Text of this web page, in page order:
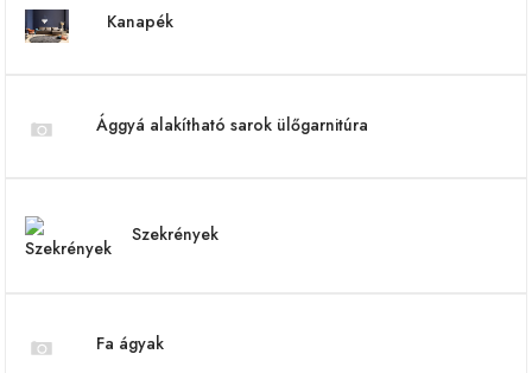
Kanapék
Ággyá alakítható sarok ülőgarnitúra
Szekrények
Fa ágyak